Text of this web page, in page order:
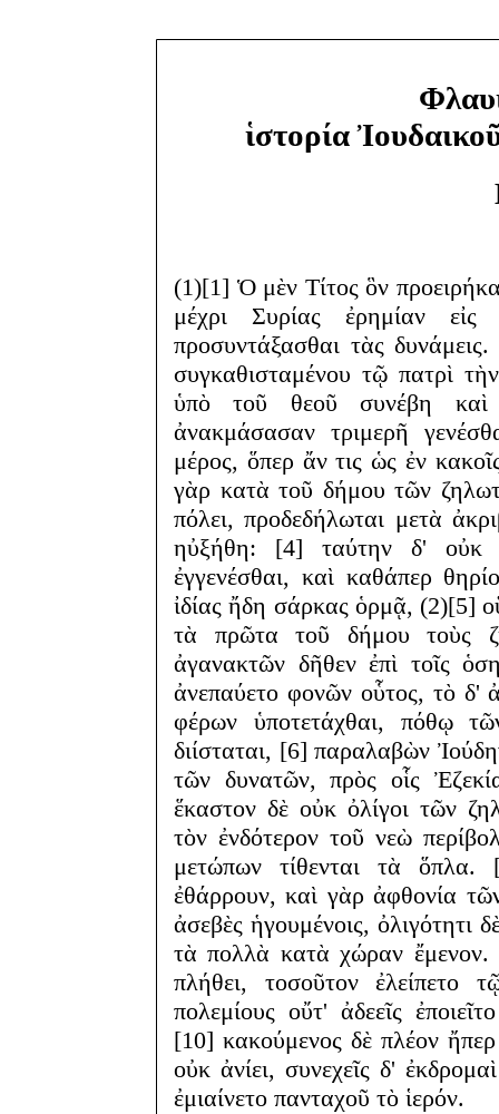
ἱστορία
(1)[1] Ὁ μὲν Τίτος ὃν
μέχρι Συρίας ἐρημίαν
προσυντάξασθαι τὰς
συγκαθισταμένου τῷ πατρὶ
ὑπὸ τοῦ θεοῦ συνέβη καὶ
ἀνακμάσασαν τριμερῆ
μέρος, ὅπερ ἄν τις ὡς ἐν
γὰρ κατὰ τοῦ δήμου τῶν
πόλει, προδεδήλωται μετὰ
ηὐξήθη: [4] ταύτην δ' οὐκ
ἐγγενέσθαι, καὶ καθάπερ
ἰδίας ἤδη σάρκας ὁρμᾷ, (2)[5]
τὰ πρῶτα τοῦ δήμου τοὺς
ἀγανακτῶν δῆθεν ἐπὶ τοῖς
ἀνεπαύετο φονῶν οὗτος, τὸ δ'
φέρων ὑποτετάχθαι, πόθῳ
διίσταται, [6] παραλαβὼν
τῶν δυνατῶν, πρὸς οἷς
ἕκαστον δὲ οὐκ ὀλίγοι τῶν
τὸν ἐνδότερον τοῦ νεὼ
μετώπων τίθενται τὰ ὅπλα.
ἐθάρρουν, καὶ γὰρ ἀφθονία
ἀσεβὲς ἡγουμένοις, ὀλιγότητι
τὰ πολλὰ κατὰ χώραν
πλήθει, τοσοῦτον
πολεμίους οὔτ' ἀδεεῖς
[10] κακούμενος δὲ πλέον ἤπερ
οὐκ ἀνίει, συνεχεῖς δ'
ἐμιαίνετο πανταχοῦ τὸ ἱερόν.